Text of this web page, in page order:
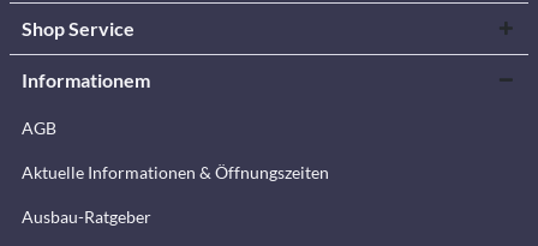
Shop Service
Informationem
AGB
Aktuelle Informationen & Öffnungszeiten
Ausbau-Ratgeber